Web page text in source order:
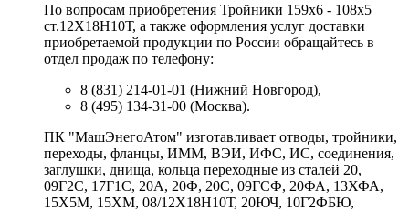
По вопросам приобретения Тройники 159х6 - 108х5
ст.12Х18Н10Т, а также оформления услуг доставки
приобретаемой продукции по России обращайтесь в
отдел продаж по телефону:
8 (831) 214-01-01 (Нижний Новгород),
8 (495) 134-31-00 (Москва).
ПК "МашЭнегоАтом" изготавливает отводы, тройники,
переходы, фланцы, ИММ, ВЭИ, ИФС, ИС, соединения,
заглушки, днища, кольца переходные из сталей 20,
09Г2С, 17Г1С, 20А, 20Ф, 20С, 09ГСФ, 20ФА, 13ХФА,
15Х5М, 15ХМ, 08/12Х18Н10Т, 20ЮЧ, 10Г2ФБЮ,